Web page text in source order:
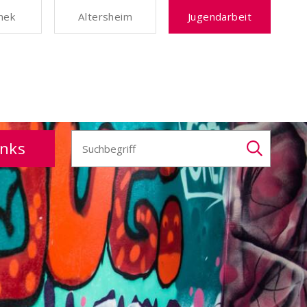
Altersheim Jugendarbeit
Suche